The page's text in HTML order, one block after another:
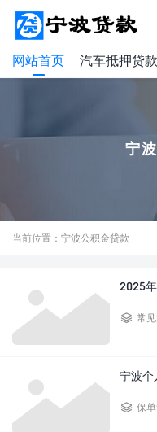
网站首页 汽车抵押贷款
宁
当前位置：宁波公积金贷款
2025
常
宁波个
保